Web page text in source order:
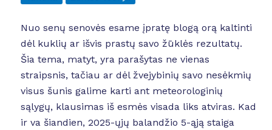
Nuo senų senovės esame įpratę blogą orą kaltinti
dėl kuklių ar išvis prastų savo žūklės rezultatų.
Šia tema, matyt, yra parašytas ne vienas
straipsnis, tačiau ar dėl žvejybinių savo nesėkmių
visus šunis galime karti ant meteorologinių
sąlygų, klausimas iš esmės visada liks atviras. Kad
ir va šiandien, 2025-ųjų balandžio 5-ąją staiga